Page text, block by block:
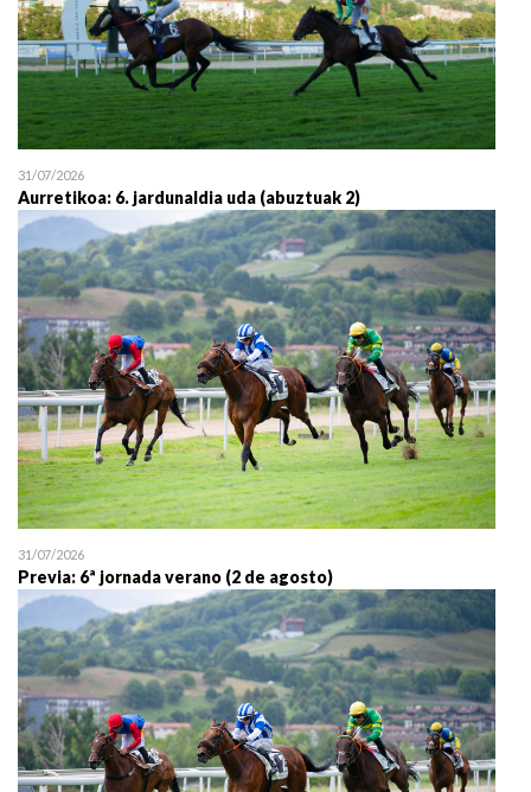
31/07/2026
Aurretikoa: 6. jardunaldia uda (abuztuak 2)
31/07/2026
Previa: 6ª jornada verano (2 de agosto)